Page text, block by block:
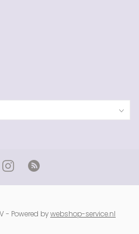
- Powered bywebshop-service.nl